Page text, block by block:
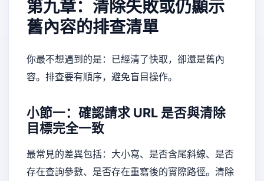
第九章：清除失敗或仍顯示
舊內容的排查清單
你最不想遇到的是：已經清了快取，卻還是舊內
容。排查要有順序，避免盲目操作。
小節一：確認請求 URL 是否與清除
目標完全一致
最常見的差異包括：大小寫、是否含尾斜線、是否
存在查詢參數、是否存在重寫後的實際路徑。清除